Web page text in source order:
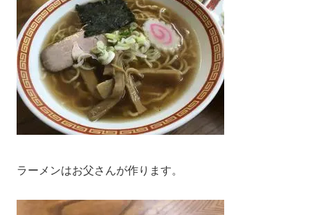
ラーメンはお父さんが作ります。